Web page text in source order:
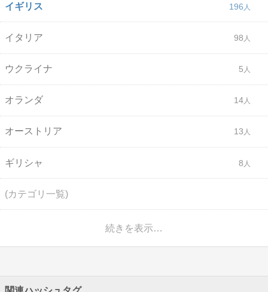
イギリス 196
イタリア 98
ウクライナ 5
オランダ 14
オーストリア 13
ギリシャ 8
(カテゴリ一覧)
続きを表示…